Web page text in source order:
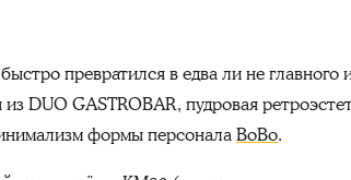
превратился в едва ли не
DUO GASTROBAR, пудровая
формы персоналаBoBo.